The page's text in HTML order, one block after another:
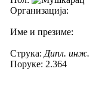
Организација:
Име и презиме:
Струка: Дипл. инж.
Поруке: 2.364